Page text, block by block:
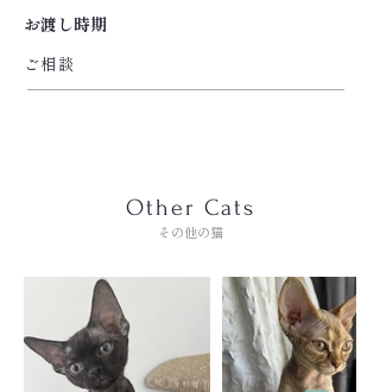
お渡し時期
ご相談
Other Cats
その他の猫